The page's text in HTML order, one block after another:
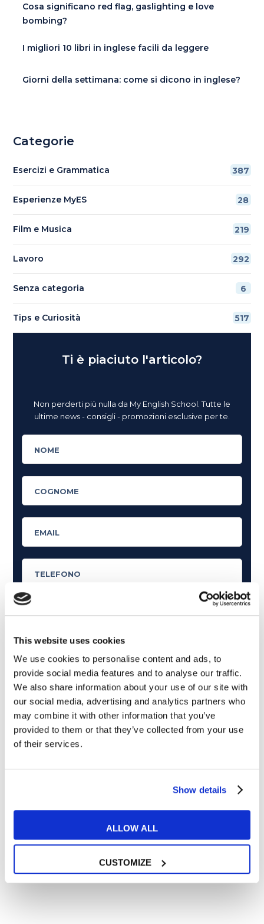
This website uses cookies
We use cookies to personalise content and ads, to
provide social media features and to analyse our traffic.
We also share information about your use of our site with
our social media, advertising and analytics partners who
may combine it with other information that you’ve
provided to them or that they’ve collected from your use
of their services.
Show details
ALLOW ALL
CUSTOMIZE
Cosa significano red flag, gaslighting e love
bombing?
I migliori 10 libri in inglese facili da leggere
Giorni della settimana: come si dicono in inglese?
Categorie
Esercizi e Grammatica 387
Esperienze MyES 28
Film e Musica 219
Lavoro 292
Senza categoria 6
Tips e Curiosità 517
Ti è piaciuto l'articolo?
Non perderti più nulla da My English School. Tutte le
ultime news - consigli - promozioni esclusive per te.
Cosa ti piace leggere?
Articoli dedicati alla grammatica inglese
Articoli dedicati a inglese nel mondo del lavoro
Articoli con tips e new sulla lingua inglese
Articoli divertenti su film e musica
In quanto di età superiore ai 16 anni, dichiaro di acconsentire
al trattamento dei miei dati personali in conformità
RICHIEDI INFORMAZIONI